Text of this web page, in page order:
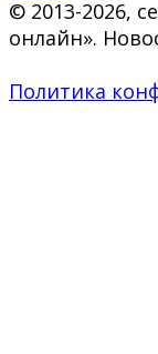
© 2013-2026,
онлайн».
Политика